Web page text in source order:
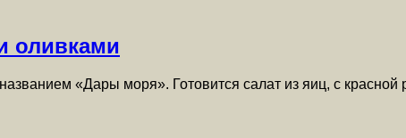
оливками
«Дары моря». Готовится салат из яиц, с